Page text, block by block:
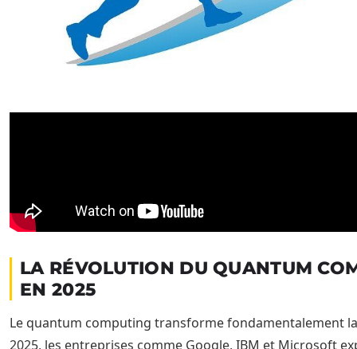
LA RÉVOLUTION DU QUANTUM
EN 2025
Le quantum computing transforme fondamentalement
2025, les entreprises comme Google, IBM et Microsoft